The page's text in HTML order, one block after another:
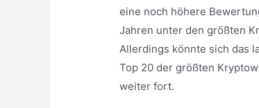
eine noch höhere
Jahren unter den größten
Allerdings könnte sich das
Top 20 der größten
weiter fort.